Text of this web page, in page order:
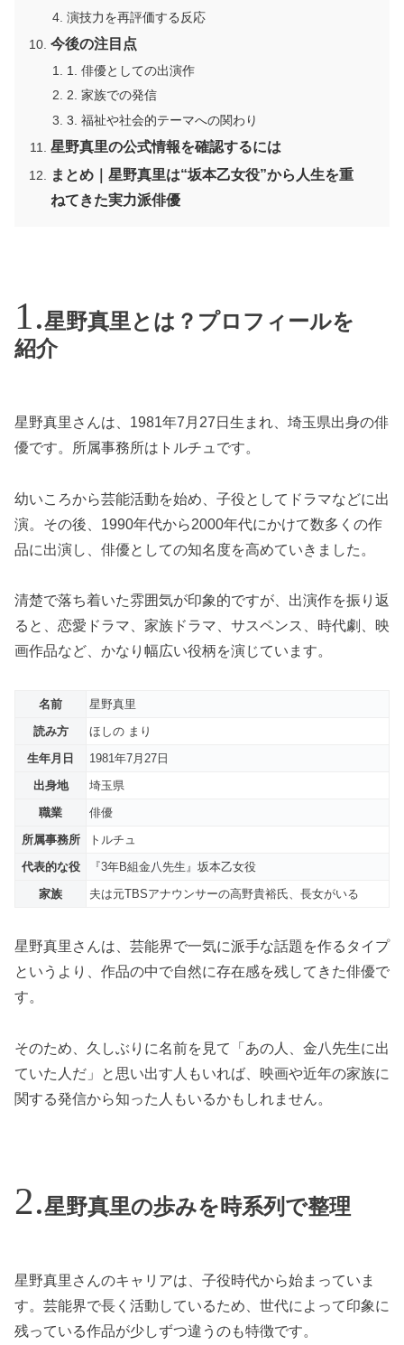
演技力を再評価する反応
今後の注目点
1. 俳優としての出演作
2. 家族での発信
3. 福祉や社会的テーマへの関わり
星野真里の公式情報を確認するには
まとめ｜星野真里は“坂本乙女役”から人生を重
ねてきた実力派俳優
星野真里とは？プロフィールを
紹介
星野真里さんは、1981年7月27日生まれ、埼玉県出身の俳
優です。所属事務所はトルチュです。
幼いころから芸能活動を始め、子役としてドラマなどに出
演。その後、1990年代から2000年代にかけて数多くの作
品に出演し、俳優としての知名度を高めていきました。
清楚で落ち着いた雰囲気が印象的ですが、出演作を振り返
ると、恋愛ドラマ、家族ドラマ、サスペンス、時代劇、映
画作品など、かなり幅広い役柄を演じています。
名前
星野真里
読み方
ほしの まり
生年月日
1981年7月27日
出身地
埼玉県
職業
俳優
所属事務所
トルチュ
代表的な役
『3年B組金八先生』坂本乙女役
家族
夫は元TBSアナウンサーの高野貴裕氏、長女がいる
星野真里さんは、芸能界で一気に派手な話題を作るタイプ
というより、作品の中で自然に存在感を残してきた俳優で
す。
そのため、久しぶりに名前を見て「あの人、金八先生に出
ていた人だ」と思い出す人もいれば、映画や近年の家族に
関する発信から知った人もいるかもしれません。
星野真里の歩みを時系列で整理
星野真里さんのキャリアは、子役時代から始まっていま
す。芸能界で長く活動しているため、世代によって印象に
残っている作品が少しずつ違うのも特徴です。